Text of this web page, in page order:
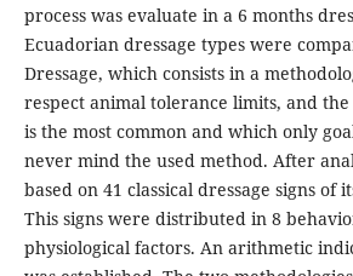
process was evaluate in a 6 months
Ecuadorian dressage types were
Dressage, which consists in a
respect animal tolerance limits, and
is the most common and which only
never mind the used method. After
based on 41 classical dressage signs of
This signs were distributed in 8
physiological factors. An arithmetic